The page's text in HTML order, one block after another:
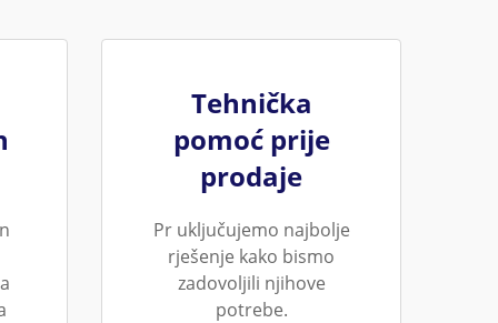
Tehnička
pomoć prije
prodaje
Pr uključujemo najbolje
rješenje kako bismo
zadovoljili njihove
potrebe.